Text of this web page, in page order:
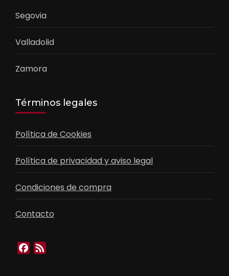
Segovia
Valladolid
Zamora
Términos legales
Política de Cookies
Política de privacidad y aviso legal
Condiciones de compra
Contacto
Facebook